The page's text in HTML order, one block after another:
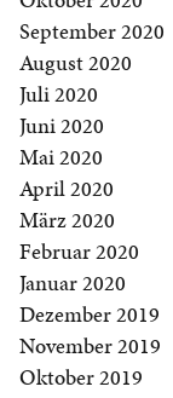
September 2020
August 2020
Juli 2020
Juni 2020
Mai 2020
April 2020
März 2020
Februar 2020
Januar 2020
Dezember 2019
November 2019
Oktober 2019